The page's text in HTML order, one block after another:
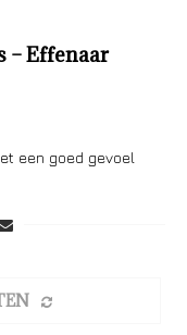
– Effenaar
een goed gevoel